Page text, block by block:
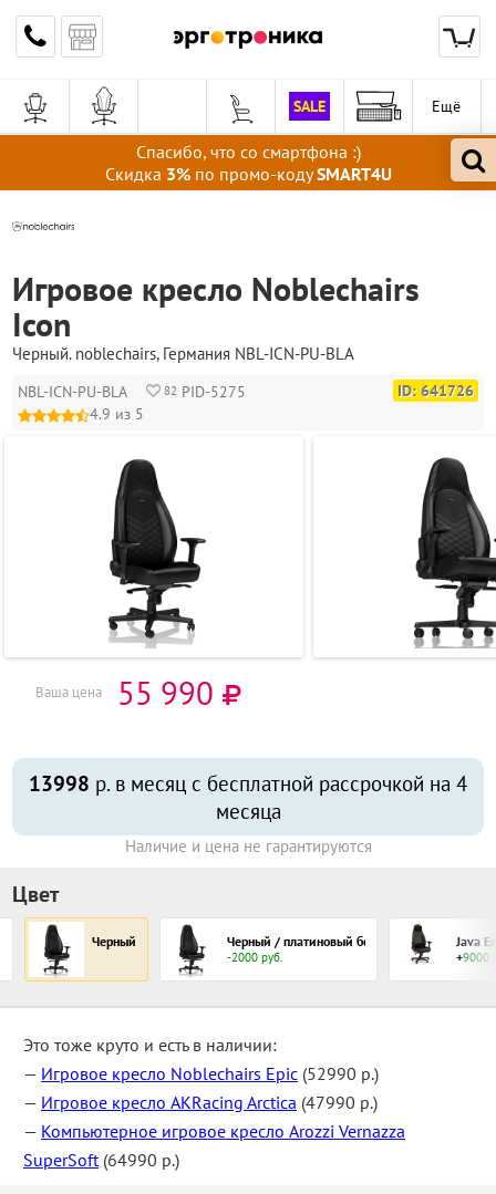
SALE Ещё
Спасибо, что со смартфона :)
Скидка 3%по промо-кодуSMART4U
Игровое кресло Noblechairs
Icon
Черный. noblechairs, Германия NBL-ICN-PU-BLA
ID: 641726
NBL-ICN-PU-BLA 82 PID-5275
4.9 из 5
Ваша цена 55 990
13998 р. в месяц с бесплатной рассрочкой на 4
месяца
Наличие и цена не гарантируются
Цвет
Черный Черный / платиновый белый
-2000 руб.
Java
+9000
Это тоже круто и есть в наличии:
— Игровое кресло Noblechairs Epic (52990 р.)
— Игровое кресло AKRacing Arctica (47990 р.)
— Компьютерное игровое кресло Arozzi Vernazza
SuperSoft(64990 р.)